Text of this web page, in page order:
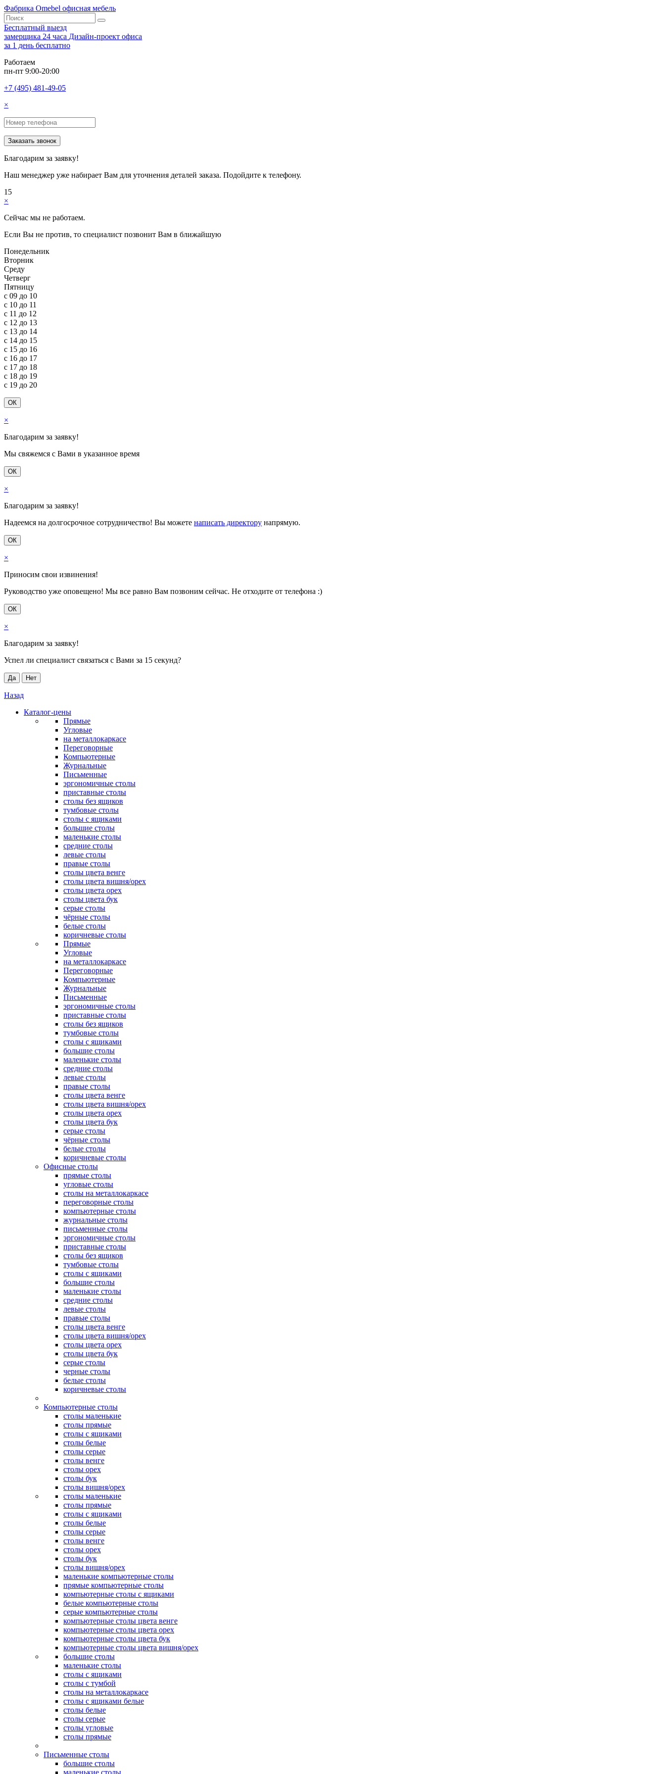
Фабрика Omebel офисная мебель
Бесплатный выезд
замерщика 24 часа Дизайн-проект офиса
за 1 день бесплатно
Работаем
пн-пт 9:00-20:00
+7 (495) 481-49-05
×
Заказать звонок
Благодарим за заявку!
Наш менеджер уже набирает Вам для уточнения деталей заказа. Подойдите к телефону.
15
×
Сейчас мы не работаем.
Если Вы не против, то специалист позвонит Вам в ближайшую
Понедельник
Вторник
Среду
Четверг
Пятницу
c 09 до 10
c 10 до 11
c 11 до 12
c 12 до 13
c 13 до 14
c 14 до 15
c 15 до 16
c 16 до 17
c 17 до 18
c 18 до 19
c 19 до 20
ОК
×
Благодарим за заявку!
Мы свяжемся с Вами в указанное время
ОК
×
Благодарим за заявку!
Надеемся на долгосрочное сотрудничество! Вы можете написать директору напрямую.
ОК
×
Приносим свои извинения!
Руководство уже оповещено! Мы все равно Вам позвоним сейчас. Не отходите от телефона :)
ОК
×
Благодарим за заявку!
Успел ли специалист связаться с Вами за 15 секунд?
Да Нет
Назад
Каталог-цены
Прямые
Угловые
на металлокаркасе
Переговорные
Компьютерные
Журнальные
Письменные
эргономичные столы
приставные столы
столы без ящиков
тумбовые столы
столы с ящиками
большие столы
маленькие столы
средние столы
левые столы
правые столы
столы цвета венге
столы цвета вишня/орех
столы цвета орех
столы цвета бук
серые столы
чёрные столы
белые столы
коричневые столы
Прямые
Угловые
на металлокаркасе
Переговорные
Компьютерные
Журнальные
Письменные
эргономичные столы
приставные столы
столы без ящиков
тумбовые столы
столы с ящиками
большие столы
маленькие столы
средние столы
левые столы
правые столы
столы цвета венге
столы цвета вишня/орех
столы цвета орех
столы цвета бук
серые столы
чёрные столы
белые столы
коричневые столы
Офисные столы
прямые столы
угловые столы
столы на металлокаркасе
переговорные столы
компьютерные столы
журнальные столы
письменные столы
эргономичные столы
приставные столы
столы без ящиков
тумбовые столы
столы с ящиками
большие столы
маленькие столы
средние столы
левые столы
правые столы
столы цвета венге
столы цвета вишня/орех
столы цвета орех
столы цвета бук
серые столы
черные столы
белые столы
коричневые столы
Компьютерные столы
столы маленькие
столы прямые
столы с ящиками
столы белые
столы серые
столы венге
столы орех
столы бук
столы вишня/орех
столы маленькие
столы прямые
столы с ящиками
столы белые
столы серые
столы венге
столы орех
столы бук
столы вишня/орех
маленькие компьютерные столы
прямые компьютерные столы
компьютерные столы с ящиками
белые компьютерные столы
серые компьютерные столы
компьютерные столы цвета венге
компьютерные столы цвета орех
компьютерные столы цвета бук
компьютерные столы цвета вишня/орех
большие столы
маленькие столы
столы с ящиками
столы с тумбой
столы на металлокаркасе
столы с ящиками белые
столы белые
столы серые
столы угловые
столы прямые
Письменные столы
большие столы
маленькие столы